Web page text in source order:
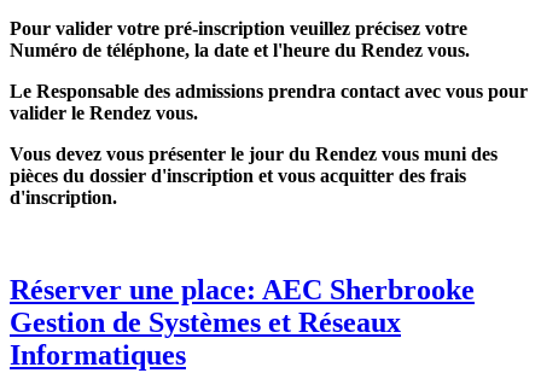
Pour valider votre pré-inscription veuillez précisez votre
Numéro de téléphone, la date et l'heure du Rendez vous.
Le Responsable des admissions prendra contact avec vous pour
valider le Rendez vous.
Vous devez vous présenter le jour du Rendez vous muni des
pièces du dossier d'inscription et vous acquitter des frais
d'inscription.
Réserver une place: AEC Sherbrooke
Gestion de Systèmes et Réseaux
Informatiques